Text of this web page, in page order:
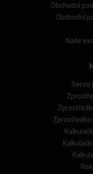
Obchodní
Obchodní
Naše
Servis